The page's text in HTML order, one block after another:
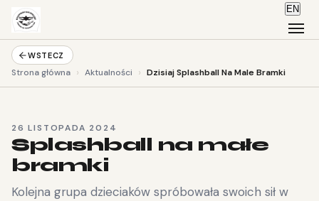
EN
WSTECZ
Strona główna › Aktualności › Dzisiaj Splashball Na Male Bramki
26 LISTOPADA 2024
Splashball na małe
bramki
Kolejna grupa dzieciaków spróbowała swoich sił w